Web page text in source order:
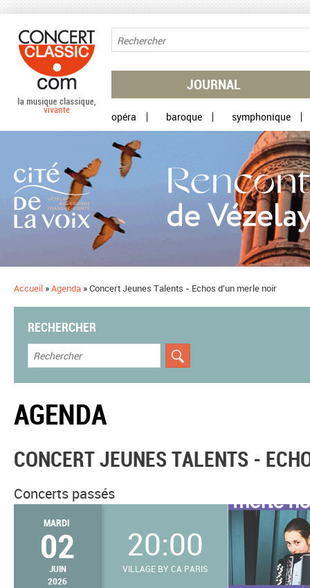
JOURNAL
opéra baroque symphonique
Accueil »Agenda »Concert Jeunes Talents - Echos d'un merle noir
RECHERCHER
AGENDA
CONCERT JEUNES TALENTS -
Concerts passés
MARDI
02
JUIN
2026
20:00
VILLAGE BY CA PARIS